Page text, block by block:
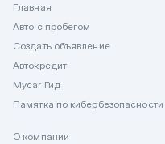
Главная
Авто с пробегом
Создать объявление
Автокредит
Mycar Гид
Памятка по кибербезопасности
О компании